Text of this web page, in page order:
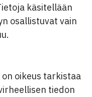
käsitellään
osallistuvat vain
oikeus tarkistaa
tiedon